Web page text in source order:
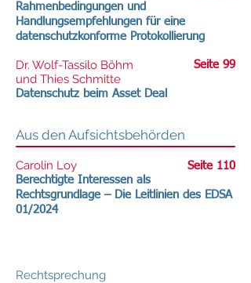
Rahmenbedingungen und
Handlungsempfehlungen für eine
datenschutzkonforme Protokollierung
Dr. Wolf-Tassilo Böhm
und Thies Schmitte
Seite 99
Datenschutz beim Asset Deal
Aus den Aufsichtsbehörden
Carolin Loy
Berechtigte Interessen als
Rechtsgrundlage – Die Leitlinien des EDSA
01/2024
Seite 110
Rechtsprechung